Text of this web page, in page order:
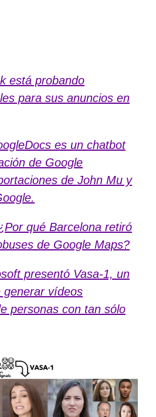
está probando
para sus anuncios en
es un chatbot
de Google
de John Mu y
qué Barcelona retiró
de Google Maps?
presentó Vasa-1, un
generar vídeos
personas con tan sólo